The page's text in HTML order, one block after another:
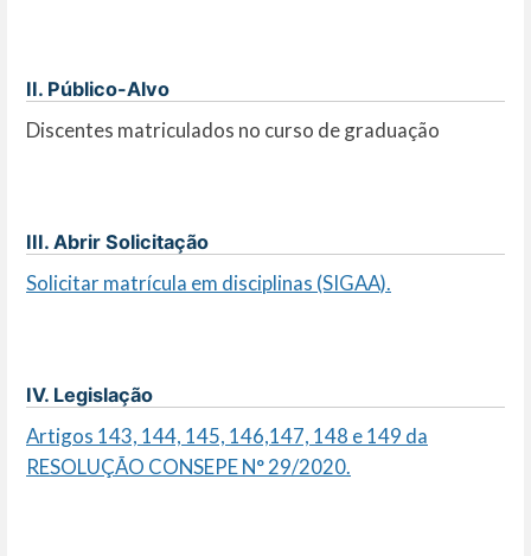
II. Público-Alvo
Discentes matriculados no curso de graduação
III. Abrir Solicitação
Solicitar matrícula em disciplinas (SIGAA).
IV. Legislação
Artigos 143, 144, 145, 146,147, 148 e 149 da
RESOLUÇÃO CONSEPE N° 29/2020.